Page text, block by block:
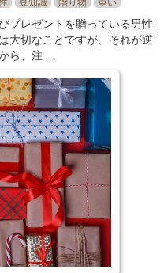
豆知識 贈り物 重い
プレゼントを贈っている男性
大切なことですが、それが逆
ら、注…